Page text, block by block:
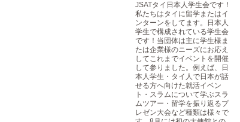
JSATタイ日本人学生会です！
私たちはタイに留学またはイ
ンターンをしてます。日本人
学生で構成されている学生会
です！当団体は主に学生様ま
たは企業様のニーズにお応え
してこれまでイベントを開催
して参りました。例えば、日
本人学生・タイ人で日本が話
せる方へ向けた就活イベン
ト・スラムについて学ぶスラ
ムツアー・留学を振り返るプ
レゼン大会など種類は様々で